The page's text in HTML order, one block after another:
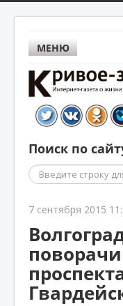
МЕНЮ
Поиск по
Поиск
7 сентября 2015